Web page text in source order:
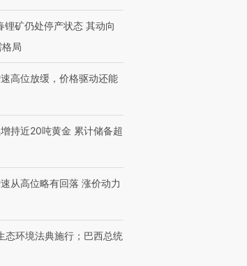
视线｜被称为“蟑螂”的印
Z世代 用街头抗争将教
视线｜“入侵”还是“人道危
机”？难民潮撕裂西班牙
特别呈现】寻找100种
【商旅对话】华住集团
CFO：不靠规模取胜，华
锂矿仍处停产状态 其动向
局
高位放缓，价格驱动还能
持近20吨黄金 累计储备超
从高位略有回落 涨价动力
态环境法典施行；巴西总统